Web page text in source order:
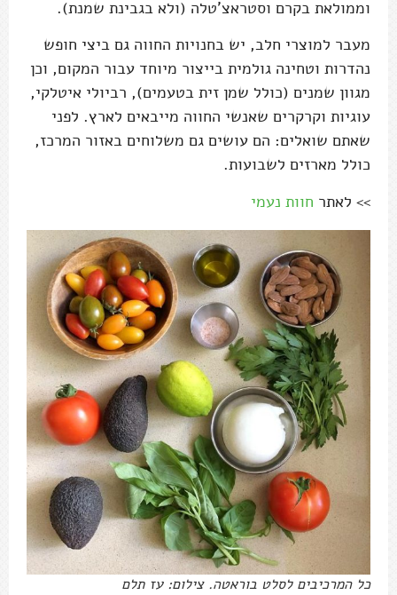
וממולאת בקרם וסטראצ'טלה (ולא בגבינת שמנת).
מעבר למוצרי חלב, יש בחנויות החווה גם ביצי חופש
נהדרות וטחינה גולמית בייצור מיוחד עבור המקום, וכן
מגוון שמנים (כולל שמן זית בטעמים), רביולי איטלקי,
עוגיות וקרקרים שאנשי החווה מייבאים לארץ. לפני
שאתם שואלים: הם עושים גם משלוחים באזור המרכז,
כולל מארזים לשבועות.
>> לאתר חוות נעמי
כל המרכיבים לסלט בוראטה. צילום: עז תלם